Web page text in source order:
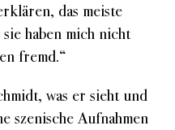
das meiste
haben mich nicht
fremd.“
was er sieht und
szenische Aufnahmen